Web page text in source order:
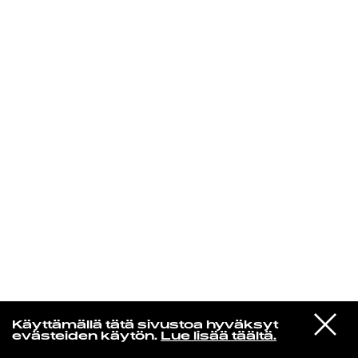
Käyttämällä tätä sivustoa hyväksyt
evästeiden käytön. Lue lisää täältä.
VIESTI
STUDIOON
Grateful Dead
Shakedown Street